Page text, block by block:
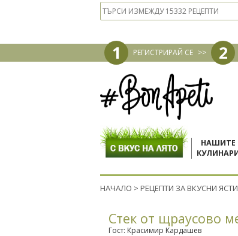
1 РЕГИСТРИРАЙ СЕ >> 2
НАШИТЕ
НАЧАЛО > РЕЦЕПТИ ЗА ВКУСНИ
Стек от щраусово
Гост: Красимир Кардашев